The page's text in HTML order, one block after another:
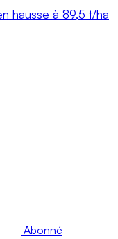
hausse à 89,5 t/ha
Abonné